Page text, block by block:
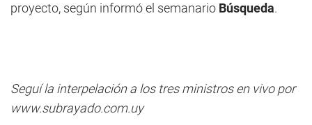
proyecto, según informó el semanario Búsqueda.
Seguí la interpelación a los tres ministros en vivo por
www.subrayado.com.uy